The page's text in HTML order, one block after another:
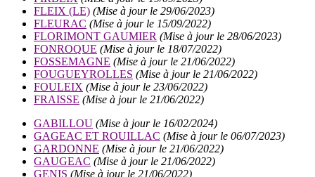
FLEIX (LE) (Mise à jour le 29/06/2023)
FLEURAC (Mise à jour le 15/09/2022)
FLORIMONT GAUMIER (Mise à jour le 28/06/2023)
FONROQUE (Mise à jour le 18/07/2022)
FOSSEMAGNE (Mise à jour le 21/06/2022)
FOUGUEYROLLES (Mise à jour le 21/06/2022)
FOULEIX (Mise à jour le 23/06/2022)
FRAISSE (Mise à jour le 21/06/2022)
GABILLOU (Mise à jour le 16/02/2024)
GAGEAC ET ROUILLAC (Mise à jour le 06/07/2023)
GARDONNE (Mise à jour le 21/06/2022)
GAUGEAC (Mise à jour le 21/06/2022)
GENIS (Mise à jour le 21/06/2022)